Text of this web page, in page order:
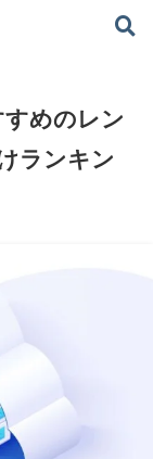
始め方
すめのレン
ランキン